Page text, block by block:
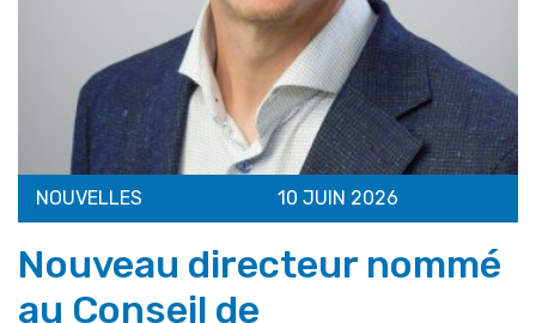
NOUVELLES 10 JUIN 2026
Nouveau directeur nommé
au Conseil de